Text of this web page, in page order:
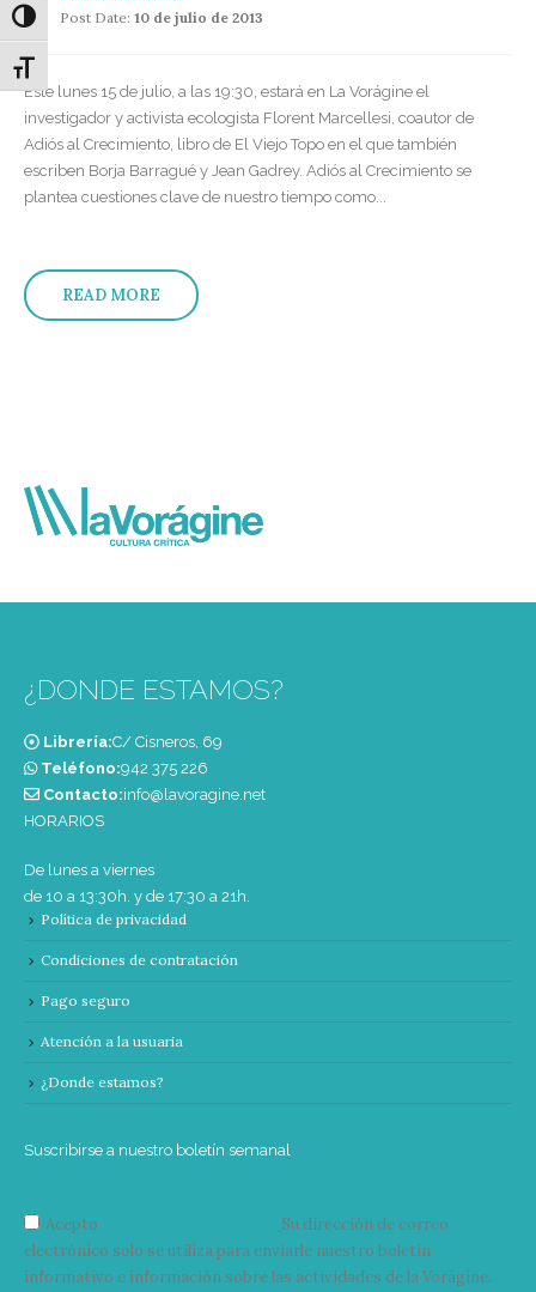
Alternar alto contraste
Alternar tamaño de letra
Post Date: 10 de julio de 2013
Este lunes 15 de julio, a las 19:30, estará en La Vorágine el
investigador y activista ecologista Florent Marcellesi, coautor de
Adiós al Crecimiento, libro de El Viejo Topo en el que también
escriben Borja Barragué y Jean Gadrey. Adiós al Crecimiento se
plantea cuestiones clave de nuestro tiempo como...
READ MORE
¿DONDE ESTAMOS?
Librería:C/ Cisneros, 69
Teléfono:‭942 375 226‬
Contacto:info@lavoragine.net
HORARIOS
De lunes a viernes
de 10 a 13:30h. y de 17:30 a 21h.
Política de privacidad
Condiciones de contratación
Pago seguro
Atención a la usuaria
¿Donde estamos?
Suscribirse a nuestro boletín semanal
Acepto
Su dirección de correo
electrónico solo se utiliza para enviarle nuestro boletín
informativo e información sobre las actividades de la Vorágine.